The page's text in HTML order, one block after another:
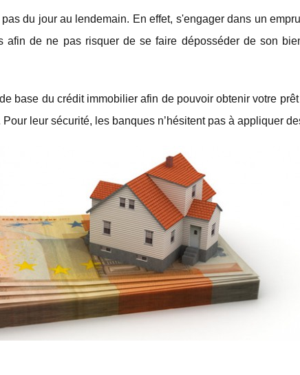
du jour au lendemain. En effet, s'engager dans un
afin de ne pas risquer de se faire déposséder de son
base du crédit immobilier afin de pouvoir obtenir votre
leur sécurité, les banques n’hésitent pas à appliquer